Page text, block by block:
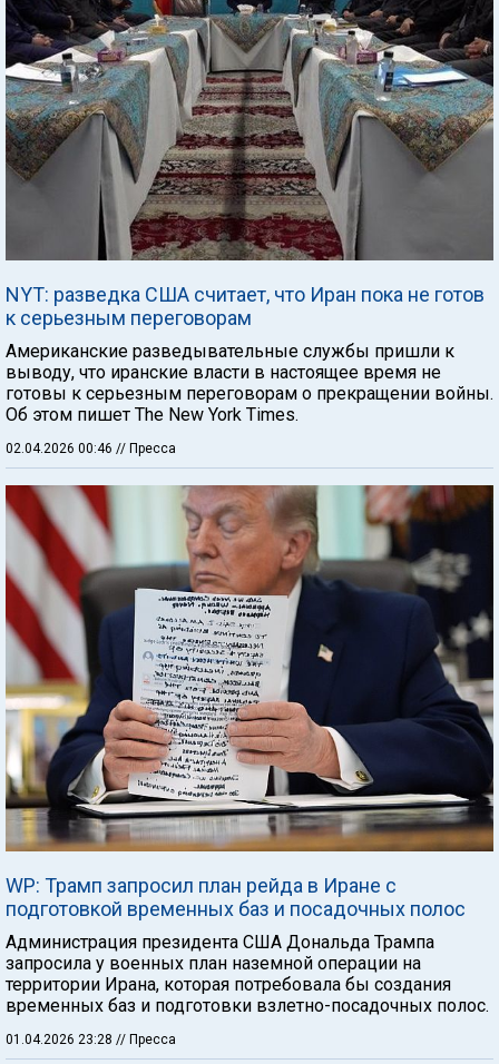
NYT: разведка США считает, что Иран пока не готов
к серьезным переговорам
Американские разведывательные службы пришли к
выводу, что иранские власти в настоящее время не
готовы к серьезным переговорам о прекращении войны.
Об этом пишет The New York Times.
02.04.2026 00:46 // Пресса
WP: Трамп запросил план рейда в Иране с
подготовкой временных баз и посадочных полос
Администрация президента США Дональда Трампа
запросила у военных план наземной операции на
территории Ирана, которая потребовала бы создания
временных баз и подготовки взлетно-посадочных полос.
01.04.2026 23:28 // Пресса